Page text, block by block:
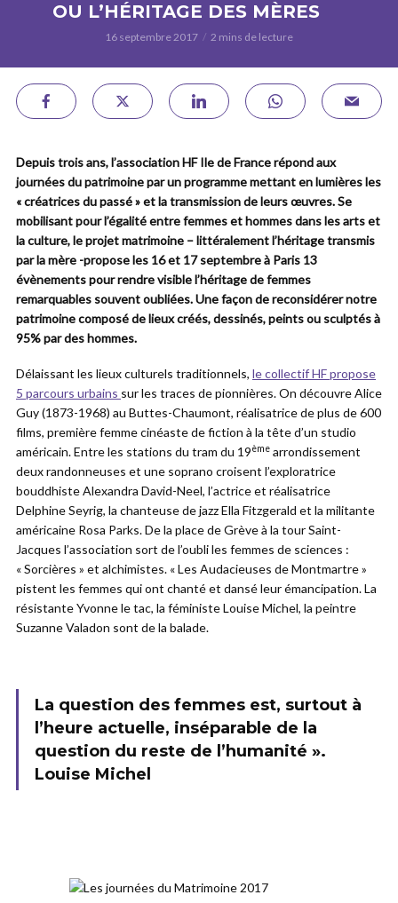
OU L’HÉRITAGE DES MÈRES
16 septembre 2017 2 mins de lecture
Depuis trois ans, l’association HF Ile de France répond aux
journées du patrimoine par un programme mettant en lumières les
« créatrices du passé » et la transmission de leurs œuvres. Se
mobilisant pour l’égalité entre femmes et hommes dans les arts et
la culture, le projet matrimoine – littéralement l’héritage transmis
par la mère -propose les 16 et 17 septembre à Paris 13
évènements pour rendre visible l’héritage de femmes
remarquables souvent oubliées. Une façon de reconsidérer notre
patrimoine composé de lieux créés, dessinés, peints ou sculptés à
95% par des hommes.
Délaissant les lieux culturels traditionnels, le collectif HF propose
5 parcours urbains sur les traces de pionnières. On découvre Alice
Guy (1873-1968) au Buttes-Chaumont, réalisatrice de plus de 600
films, première femme cinéaste de fiction à la tête d’un studio
américain. Entre les stations du tram du 19ème arrondissement
deux randonneuses et une soprano croisent l’exploratrice
bouddhiste Alexandra David-Neel, l’actrice et réalisatrice
Delphine Seyrig, la chanteuse de jazz Ella Fitzgerald et la militante
américaine Rosa Parks. De la place de Grève à la tour Saint-
Jacques l’association sort de l’oubli les femmes de sciences :
« Sorcières » et alchimistes. « Les Audacieuses de Montmartre »
pistent les femmes qui ont chanté et dansé leur émancipation. La
résistante Yvonne le tac, la féministe Louise Michel, la peintre
Suzanne Valadon sont de la balade.
La question des femmes est, surtout à
l’heure actuelle, inséparable de la
question du reste de l’humanité ».
Louise Michel